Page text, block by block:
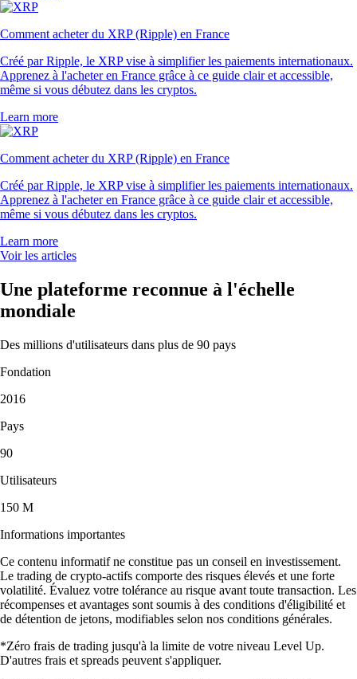
Comment acheter du XRP (Ripple) en France
Créé par Ripple, le XRP vise à simplifier les paiements internationaux.
Apprenez à l'acheter en France grâce à ce guide clair et accessible,
même si vous débutez dans les cryptos.
Learn more
Comment acheter du XRP (Ripple) en France
Créé par Ripple, le XRP vise à simplifier les paiements internationaux.
Apprenez à l'acheter en France grâce à ce guide clair et accessible,
même si vous débutez dans les cryptos.
Learn more
Voir les articles
Une plateforme reconnue à l'échelle
mondiale
Des millions d'utilisateurs dans plus de 90 pays
Fondation
2016
Pays
90
Utilisateurs
150 M
Informations importantes
Ce contenu informatif ne constitue pas un conseil en investissement.
Le trading de crypto-actifs comporte des risques élevés et une forte
volatilité. Évaluez votre tolérance au risque avant toute transaction. Les
récompenses et avantages sont soumis à des conditions d'éligibilité et
de détention de jetons, modifiables selon nos conditions générales.
*Zéro frais de trading jusqu'à la limite de votre niveau Level Up.
D'autres frais et spreads peuvent s'appliquer.